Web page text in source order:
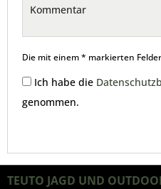
Die mit einem * markierten
Ich habe die
genommen.
TEUTO JAGD UND